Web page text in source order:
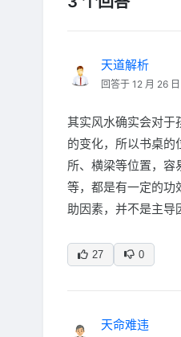
天道解析
回答于 12 月 26 日
其实风水确实会对于
的变化，所以书桌的
所、横梁等位置，容
等，都是有一定的功
助因素，并不是主导
27 0
天命难违